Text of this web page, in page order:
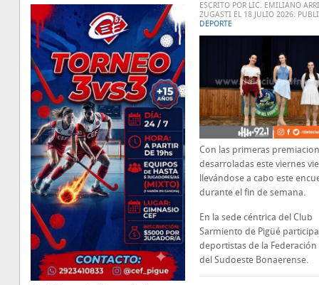
ESCRITO POR LIC. EMILIANO
ZUGASTI EL 18 JULIO 2026.
DEPORTE
Con las primeras
desarroladas este viernes
llevándose a cabo este
durante el fin de semana.
En la sede céntrica del Club
Sarmiento de Pigüé
deportistas de la Federación
del Sudoeste Bonaerense.